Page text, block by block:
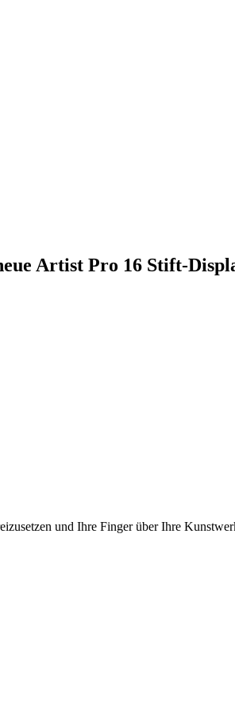
Artist Pro 16 Stift-
und Ihre Finger über Ihre